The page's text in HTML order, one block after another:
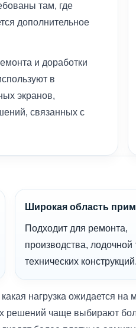
там, где
дополнительное
и доработки
в
экранов,
связанных с
Широкая область
Подходит для ремонта,
производства, лодочной
технических конструкций.
нагрузка ожидается на
решений чаще выбирают